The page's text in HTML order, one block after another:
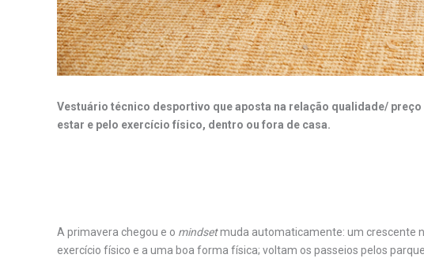
Vestuário técnico desportivo que aposta na relação qualidade/
estar e pelo exercício físico, dentro ou fora de casa.
A primavera chegou e o mindsetmuda automaticamente: um crescente
exercício físico e a uma boa forma física; voltam os passeios pelos